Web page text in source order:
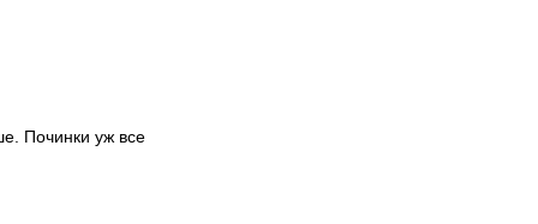
Починки уж все